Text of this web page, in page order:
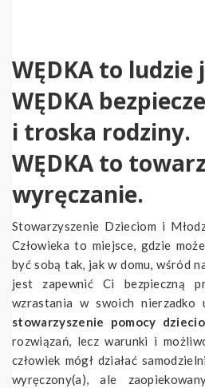
WĘDKA to
WĘDKA
i troska rodziny.
WĘDKA to
wyręczanie.
Stowarzyszenie Dzieciom i
Człowieka to miejsce, gdzie
być sobą tak, jak w domu, wśród
jest zapewnić Ci bezpieczną
wzrastania w swoich nierzadko
stowarzyszenie pomocy
rozwiązań, lecz warunki i
człowiek mógł działać
wyręczony(a), ale